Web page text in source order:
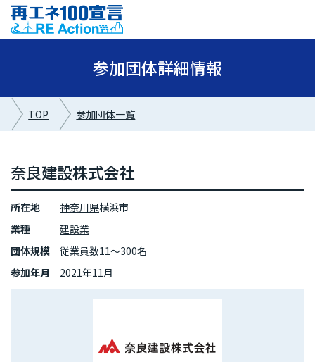
参加団体詳細情報
TOP 参加団体一覧
奈良建設株式会社
所在地 神奈川県横浜市
業種
建設業
団体規模
従業員数11～300名
参加年月
2021年11月